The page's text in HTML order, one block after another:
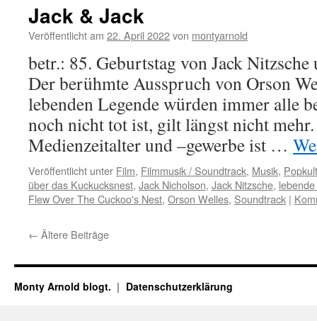
Jack & Jack
Veröffentlicht am 22. April 2022von montyarnold
betr.: 85. Geburtstag von Jack
Der berühmte Ausspruch von Orson
lebenden Legende würden immer alle
noch nicht tot ist, gilt längst nicht
Medienzeitalter und –gewerbe ist …
Veröffentlicht unter Film, Filmmusik / Soundtrack, Musik,
über das Kuckucksnest, Jack Nicholson, Jack Nitzsche,
Flew Over The Cuckoo's Nest, Orson Welles, Soundtrack |
← Ältere Beiträge
Monty Arnold blogt. Datenschutz­erklärung